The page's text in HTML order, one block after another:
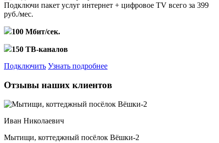
Подключи пакет услуг интернет + цифровое TV всего за 399
руб./мес.
100 Мбит/сек.
150 ТВ-каналов
Подключить Узнать подробнее
Отзывы наших клиентов
Иван Николаевич
Мытищи, коттеджный посёлок Вёшки-2